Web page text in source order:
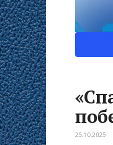
25.10.2025